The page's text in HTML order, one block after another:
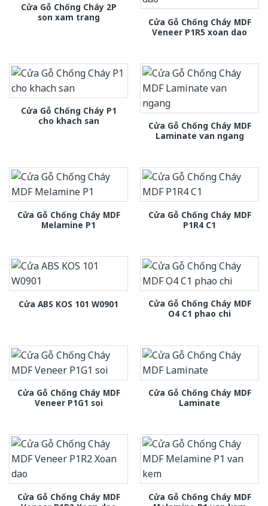
Cửa Gỗ Chống Cháy 2P
son xam trang
Cửa Gỗ Chống Cháy MDF
Veneer P1R5 xoan dao
Cửa Gỗ Chống Cháy P1
cho khach san
Cửa Gỗ Chống Cháy MDF
Laminate van ngang
Cửa Gỗ Chống Cháy MDF
Melamine P1
Cửa Gỗ Chống Cháy MDF
P1R4 C1
Cửa ABS KOS 101 W0901
Cửa Gỗ Chống Cháy MDF
O4 C1 phao chi
Cửa Gỗ Chống Cháy MDF
Veneer P1G1 soi
Cửa Gỗ Chống Cháy MDF
Laminate
Cửa Gỗ Chống Cháy MDF
Cửa Gỗ Chống Cháy MDF